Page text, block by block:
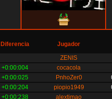
Diferencia Jugador
ZENIS
+0:00:004
cocacola
+0:00:025 PnhoZer0
+0:00:204 piopio1949
+0:00:238
alextimao